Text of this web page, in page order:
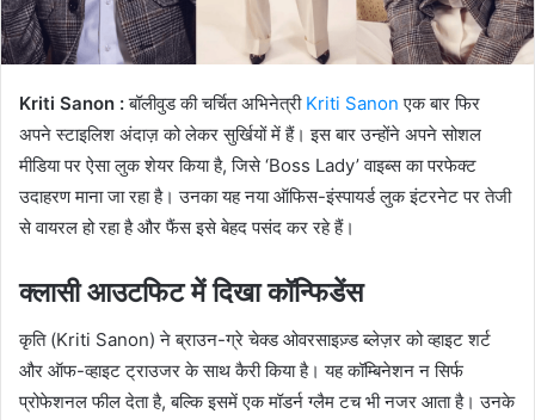
Kriti Sanon :बॉलीवुड की चर्चित अभिनेत्री Kriti Sanon एक बार फिर
अपने स्टाइलिश अंदाज़ को लेकर सुर्खियों में हैं। इस बार उन्होंने अपने सोशल
मीडिया पर ऐसा लुक शेयर किया है, जिसे ‘Boss Lady’ वाइब्स का परफेक्ट
उदाहरण माना जा रहा है। उनका यह नया ऑफिस-इंस्पायर्ड लुक इंटरनेट पर तेजी
से वायरल हो रहा है और फैंस इसे बेहद पसंद कर रहे हैं।
क्लासी आउटफिट में दिखा कॉन्फिडेंस
कृति (Kriti Sanon) ने ब्राउन-ग्रे चेक्ड ओवरसाइज़्ड ब्लेज़र को व्हाइट शर्ट
और ऑफ-व्हाइट ट्राउजर के साथ कैरी किया है। यह कॉम्बिनेशन न सिर्फ
प्रोफेशनल फील देता है, बल्कि इसमें एक मॉडर्न ग्लैम टच भी नजर आता है। उनके